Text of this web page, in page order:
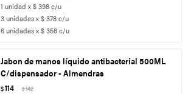
1 unidad x $ 398 c/u
3 unidades x $ 378 c/u
6 unidades x $ 358 c/u
Jabon de manos líquido antibacterial 500ML
C/dispensador - Almendras
$114 $142